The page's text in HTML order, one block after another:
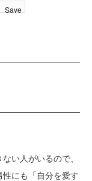
Save
い人がいるので、
にも「自分を愛す